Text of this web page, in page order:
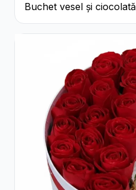
Buchet vesel și ciocolată